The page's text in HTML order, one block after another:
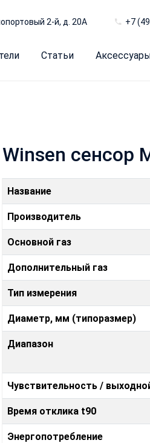
2-й, д. 20А +7
Статьи
сенсор
Название
Производитель
Основной газ
Дополнительный газ
Тип измерения
Диаметр, мм (типоразмер)
Диапазон
Чувствительность /
Время отклика t90
Энергопотребление